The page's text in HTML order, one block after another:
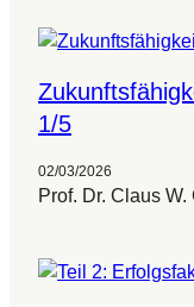
1/5
02/03/2026
Prof. Dr. Claus W.